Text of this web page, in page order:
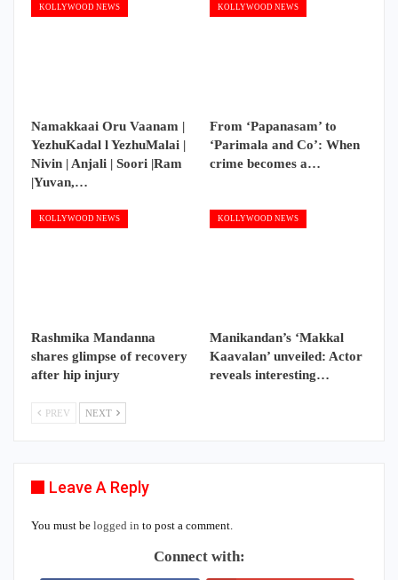
KOLLYWOOD NEWS
Namakkaai Oru Vaanam |
YezhuKadal l YezhuMalai |
Nivin | Anjali | Soori |Ram
|Yuvan,…
KOLLYWOOD NEWS
From ‘Papanasam’ to
‘Parimala and Co’: When
crime becomes a…
KOLLYWOOD NEWS
Rashmika Mandanna
shares glimpse of recovery
after hip injury
KOLLYWOOD NEWS
Manikandan’s ‘Makkal
Kaavalan’ unveiled: Actor
reveals interesting…
PREV NEXT
Leave A Reply
You must be logged in to post a comment.
Connect with: